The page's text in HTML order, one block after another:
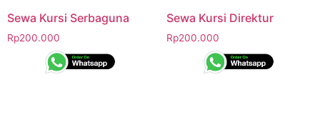
Sewa Kursi Serbaguna
Rp200.000
Sewa Kursi Direktur
Rp200.000